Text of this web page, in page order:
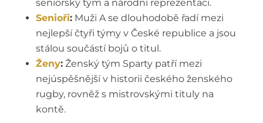
seniorský tým a národní reprezentaci.
Senioři:Muži A se dlouhodobě řadí mezi
nejlepší čtyři týmy v České republice a jsou
stálou součástí bojů o titul.
Ženy:Ženský tým Sparty patří mezi
nejúspěšnější v historii českého ženského
rugby, rovněž s mistrovskými tituly na
kontě.